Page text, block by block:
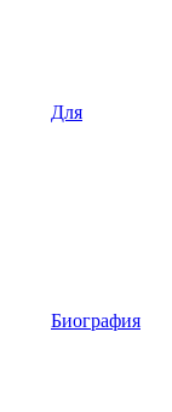
Для
Биография